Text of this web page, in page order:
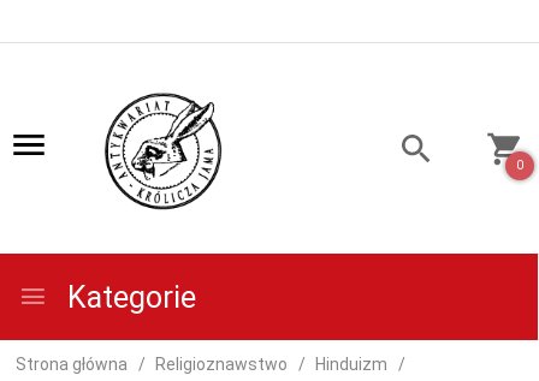
0
Kategorie
Strona główna Religioznawstwo Hinduizm